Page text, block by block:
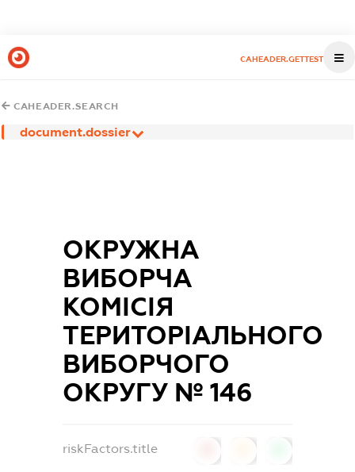
CAHEADER.GETTEST
CAHEADER.SEARCH
document.dossier
ОКРУЖНА
ВИБОРЧА
КОМІСІЯ
ТЕРИТОРІАЛЬНОГО
ВИБОРЧОГО
ОКРУГУ № 146
riskFactors.title